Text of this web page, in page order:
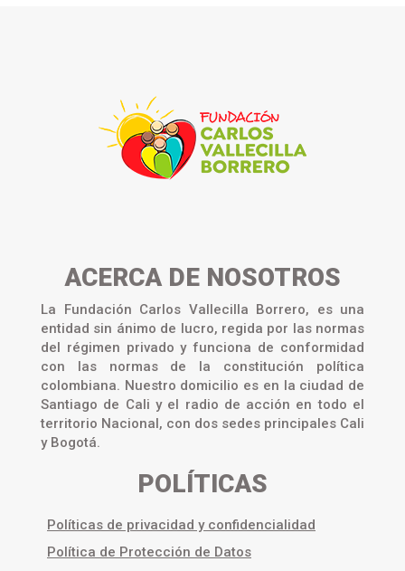
ACERCA DE NOSOTROS
La Fundación Carlos Vallecilla Borrero, es una
entidad sin ánimo de lucro, regida por las normas
del régimen privado y funciona de conformidad
con las normas de la constitución política
colombiana. Nuestro domicilio es en la ciudad de
Santiago de Cali y el radio de acción en todo el
territorio Nacional, con dos sedes principales Cali
y Bogotá.
POLÍTICAS
Políticas de privacidad y confidencialidad
Política de Protección de Datos